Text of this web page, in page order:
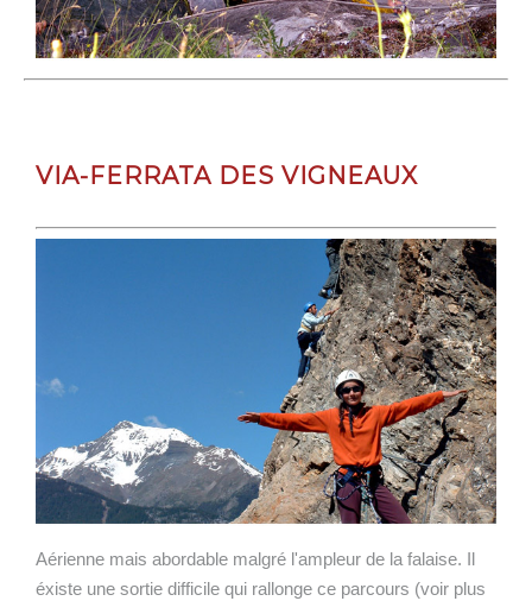
VIA-FERRATA DES VIGNEAUX
Aérienne mais abordable malgré l'ampleur de la falaise. Il
éxiste une sortie difficile qui rallonge ce parcours (voir plus